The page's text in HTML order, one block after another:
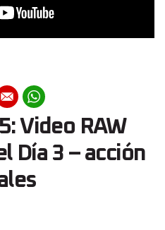
Video RAW
Día 3 – acción